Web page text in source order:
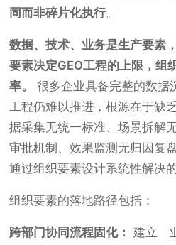
同而非碎片化执行。
数据、技术、业务是生产要素
要素决定GEO工程的上限，组
率。
很多企业具备完整的数据
工程仍难以推进，根源在于
据采集无统一标准、场景拆解
审批机制、效果监测无归因复
通过组织要素设计系统性解决
组织要素的落地路径包括：
跨部门协同流程固化： 建立「